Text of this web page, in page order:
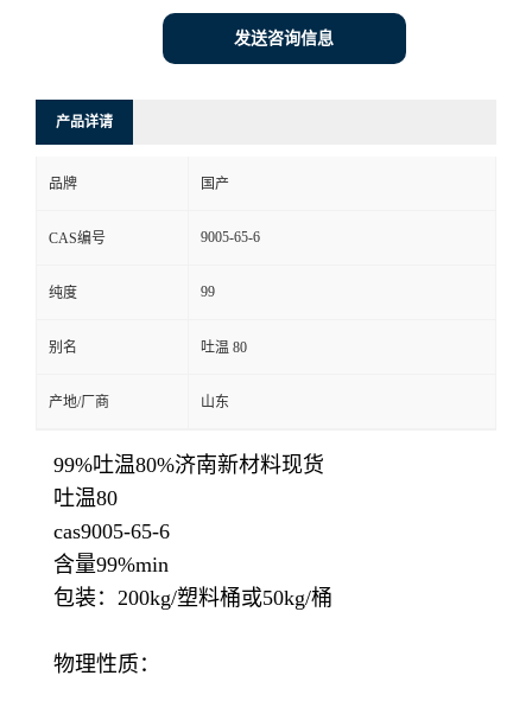
发送咨询信息
产品详请
品牌 国产
CAS编号 9005-65-6
纯度 99
别名 吐温 80
产地/厂商 山东
99%吐温80%济南新材料现货
吐温80
cas9005-65-6
含量99%min
包装：200kg/塑料桶或50kg/桶
物理性质：